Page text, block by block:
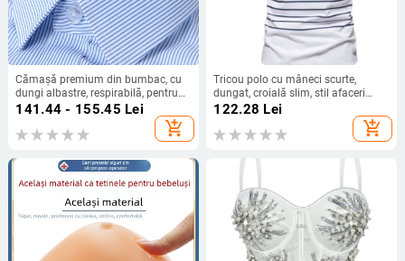
Cămașă premium din bumbac, cu
dungi albastre, respirabilă, pentru
birou, mărime plus
141.44 - 155.45 Lei
add_shopping_cart
Tricou polo cu mâneci scurte,
dungat, croială slim, stil afaceri
ușor
122.28 Lei
add_shopping_cart